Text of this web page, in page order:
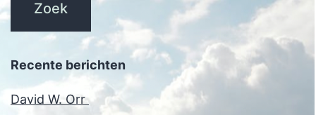
Recente berichten
David W. Orr